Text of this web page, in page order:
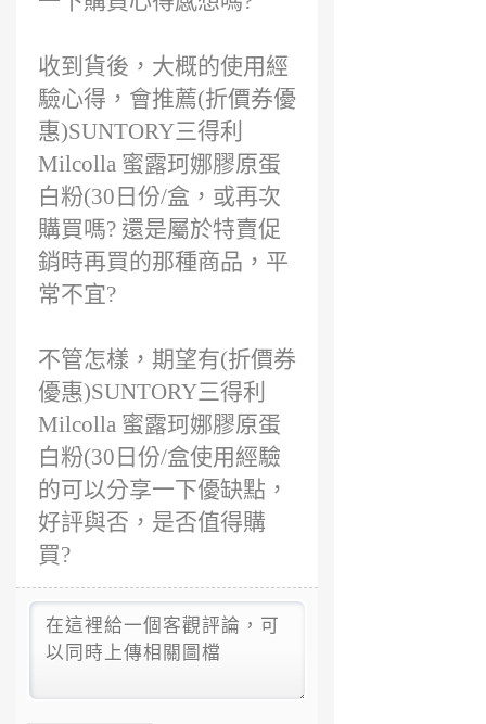
收到貨後，大概的使用經
驗心得，會推薦(折價券優
惠)SUNTORY三得利
Milcolla 蜜露珂娜膠原蛋
白粉(30日份/盒，或再次
購買嗎? 還是屬於特賣促
銷時再買的那種商品，平
常不宜?
不管怎樣，期望有(折價券
優惠)SUNTORY三得利
Milcolla 蜜露珂娜膠原蛋
白粉(30日份/盒使用經驗
的可以分享一下優缺點，
好評與否，是否值得購
買?